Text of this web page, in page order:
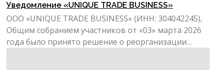
Уведомление «UNIQUE TRADE BUSINESS»
ООО «UNIQUE TRADE BUSINESS» (ИНН: 304042245),
Общим собранием участников от «03» марта 2026
года было принято решение о реорганизации